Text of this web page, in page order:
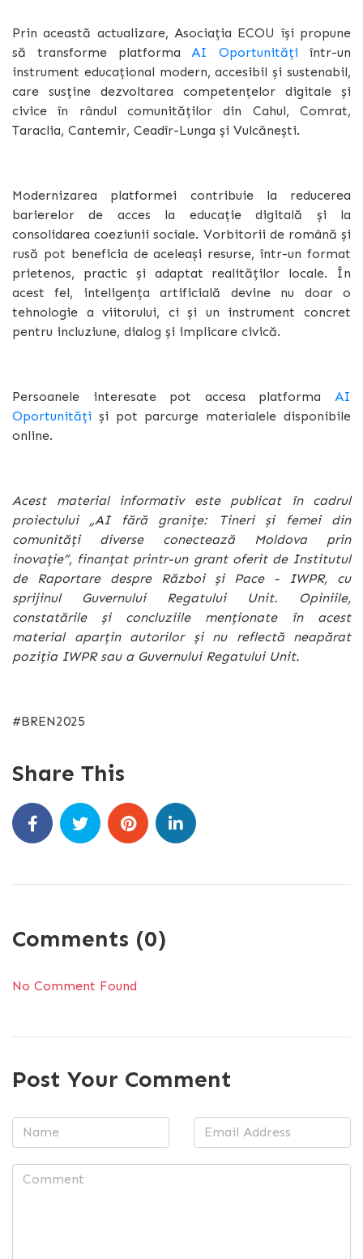
Prin această actualizare, Asociația ECOU își propune
să transforme platforma AI Oportunități într-un
instrument educațional modern, accesibil și sustenabil,
care susține dezvoltarea competențelor digitale și
civice în rândul comunităților din Cahul, Comrat,
Taraclia, Cantemir, Ceadîr-Lunga și Vulcănești.
Modernizarea platformei contribuie la reducerea
barierelor de acces la educație digitală și la
consolidarea coeziunii sociale. Vorbitorii de română și
rusă pot beneficia de aceleași resurse, într-un format
prietenos, practic și adaptat realităților locale. În
acest fel, inteligența artificială devine nu doar o
tehnologie a viitorului, ci și un instrument concret
pentru incluziune, dialog și implicare civică.
Persoanele interesate pot accesa platforma AI
Oportunități și pot parcurge materialele disponibile
online.
Acest material informativ este publicat în cadrul
proiectului „AI fără granițe: Tineri și femei din
comunități diverse conectează Moldova prin
inovație”, finanțat printr-un grant oferit de Institutul
de Raportare despre Război și Pace - IWPR, cu
sprijinul Guvernului Regatului Unit. Opiniile,
constatările și concluziile menționate în acest
material aparțin autorilor și nu reflectă neapărat
poziția IWPR sau a Guvernului Regatului Unit.
#BREN2025
Share This
Comments (0)
No Comment Found
Post Your Comment